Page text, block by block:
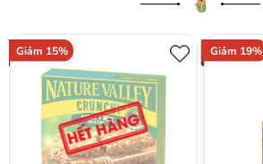
Giảm 15% Giảm 19%